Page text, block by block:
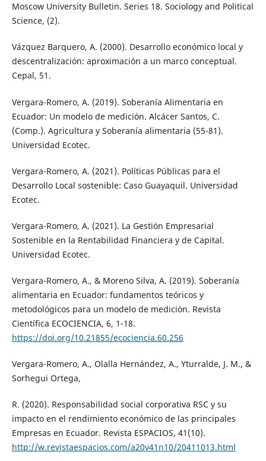
Moscow University Bulletin. Series 18. Sociology and Political
Science, (2).
Vázquez Barquero, A. (2000). Desarrollo económico local y
descentralización: aproximación a un marco conceptual.
Cepal, 51.
Vergara-Romero, A. (2019). Soberanía Alimentaria en
Ecuador: Un modelo de medición. Alcácer Santos, C.
(Comp.). Agricultura y Soberanía alimentaria (55-81).
Universidad Ecotec.
Vergara-Romero, A. (2021). Políticas Públicas para el
Desarrollo Local sostenible: Caso Guayaquil. Universidad
Ecotec.
Vergara-Romero, A. (2021). La Gestión Empresarial
Sostenible en la Rentabilidad Financiera y de Capital.
Universidad Ecotec.
Vergara-Romero, A., & Moreno Silva, A. (2019). Soberanía
alimentaria en Ecuador: fundamentos teóricos y
metodológicos para un modelo de medición. Revista
Científica ECOCIENCIA, 6, 1-18.
https://doi.org/10.21855/ecociencia.60.256
Vergara-Romero, A., Olalla Hernández, A., Yturralde, J. M., &
Sorhegui Ortega,
R. (2020). Responsabilidad social corporativa RSC y su
impacto en el rendimiento económico de las principales
Empresas en Ecuador. Revista ESPACIOS, 41(10).
http://w.revistaespacios.com/a20v41n10/20411013.html